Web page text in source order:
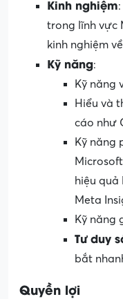
Kinh nghiệm
trong lĩnh vực
kinh nghiệm
Kỹ năng:
Kỹ năng
Hiểu và
cáo như
Kỹ năng
hiệu quả
Meta
Kỹ năng
Tư duy
bắt
Quyền lợi